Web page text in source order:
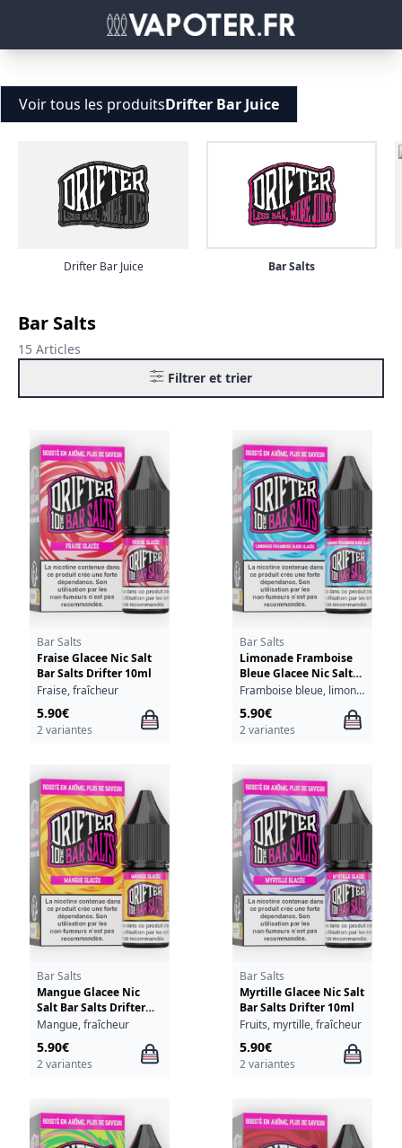
Voir tous les produitsDrifter Bar Juice
Drifter Bar Juice Bar Salts
Bar Salts
15 Articles
Filtrer et trier
Bar Salts
Fraise Glacee Nic Salt
Bar Salts Drifter 10ml
Fraise, fraîcheur
5.90€
2 variantes
Bar Salts
Limonade Framboise
Bleue Glacee Nic Salt
Bar Salts Drifter 10mlFramboise bleue, limonade, fraîcheur
5.90€
2 variantes
Bar Salts
Mangue Glacee Nic
Salt Bar Salts Drifter
10ml
Mangue, fraîcheur
5.90€
2 variantes
Bar Salts
Myrtille Glacee Nic Salt
Bar Salts Drifter 10ml
Fruits, myrtille, fraîcheur
5.90€
2 variantes